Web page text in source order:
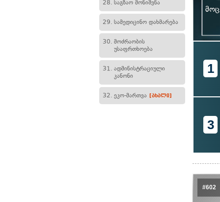
28. საგზაო მონიშვნა
29. სამედიცინო დახმარება
30. მოძრაობის
უსაფრთხოება
31. ადმინისტრაციული
კანონი
32. ეკო-მართვა [ახალი]
1
3
#602